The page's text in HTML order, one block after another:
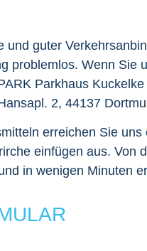
und guter
problemlos. Wenn Sie
Parkhaus
2, 44137
erreichen Sie
einfügen aus. Von
in wenigen Minuten